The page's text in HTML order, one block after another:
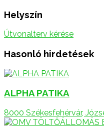
Helyszín
Útvonalterv kérése
Hasonló hirdetések
ALPHA PATIKA
8000 Székesfehérvár,